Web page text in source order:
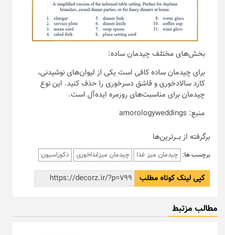
بخش‌های مختلف چیدمان ساده:
برای چیدمان ساده کافی است یکی از لیوان‌های نوشیدنی،
کارد سالادخوری و قاشق دسرخوری را حذف کنید. این نوع
چیدمان برای مناسبت‌های روزمره ایده‌آل است.
منبع: amorologyweddings
برگرفته از بـــرترین‌ها
برچسب ها: چیدمان میز غذا چیدمان میزغذاخوری دکوراسیون
کپی لینک کوتاه مطلب
مطالب مزتبط